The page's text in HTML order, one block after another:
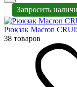
Запросить
Рюкзак Macron
38 товаров